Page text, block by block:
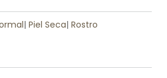
| Piel Seca| Rostro